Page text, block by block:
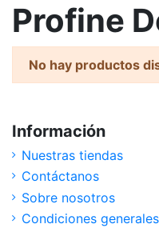
Profine
No hay productos
Información
Nuestras tiendas
Contáctanos
Sobre nosotros
Condiciones